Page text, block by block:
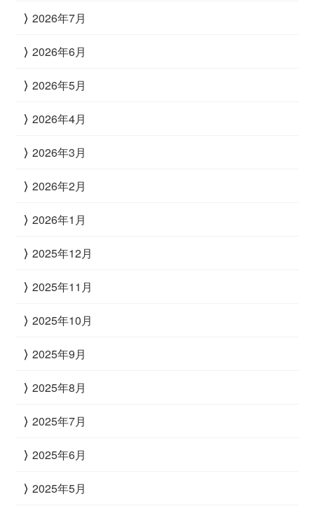
2026年7月
2026年6月
2026年5月
2026年4月
2026年3月
2026年2月
2026年1月
2025年12月
2025年11月
2025年10月
2025年9月
2025年8月
2025年7月
2025年6月
2025年5月